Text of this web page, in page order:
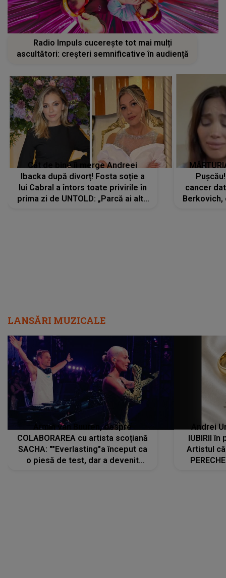
Radio Impuls cucerește tot mai mulți
ascultători: creșteri semnificative în audiență
Cât de bine îi merge Andreei
Ibacka după divorț! Fosta soție a
lui Cabral a întors toate privirile în
prima zi de UNTOLD: „Parcă ai altă
cancer
Berkovich,
LANSĂRI MUZICALE
Armin van Buuren, despre
COLABORAREA cu artista scoțiană
SACHA: ""Everlasting"a început ca
o piesă de test, dar a devenit
Andrei
IUBIRII
Artistul